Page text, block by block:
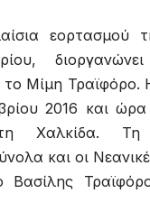
εορτασμού
Μίμη Τραϊφόρο.
2016 και
Χαλκίδα. Τη
και οι